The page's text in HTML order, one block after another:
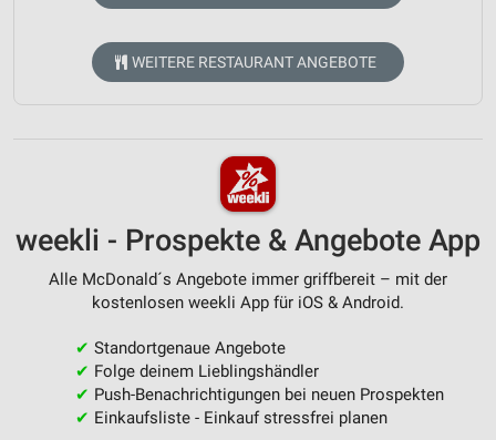
WEITERE RESTAURANT ANGEBOTE
weekli - Prospekte & Angebote App
Alle McDonald´s Angebote immer griffbereit – mit der
kostenlosen weekli App für iOS & Android.
✔ Standortgenaue Angebote
✔ Folge deinem Lieblingshändler
✔ Push-Benachrichtigungen bei neuen Prospekten
✔ Einkaufsliste - Einkauf stressfrei planen